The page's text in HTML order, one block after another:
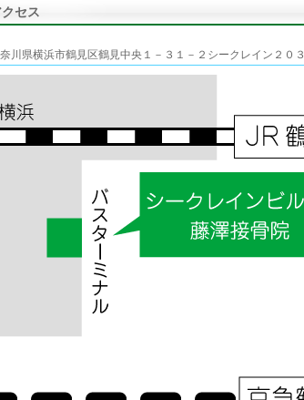
セス
川県横浜市鶴見区鶴見中央１－３１－２シークレイン２０３